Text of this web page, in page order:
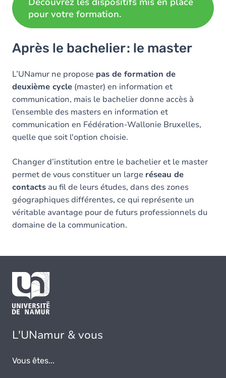
pour votre formation.
Après le bachelier : le master
L’UNamur ne propose pas de formation de
deuxième cycle (master) en information et
communication, mais le bachelier donne accès à
l’ensemble des masters en information et
communication en Fédération-Wallonie Bruxelles,
quelle que soit l'option choisie.
Changer d’institution entre le bachelier et le master
permet de vous constituer un large réseau de
contacts au fil de leurs études, dans des zones
géographiques différentes, ce qui représente un
véritable avantage pour de futurs professionnels du
domaine de la communication.
L'UNamur & vous
Vous êtes...